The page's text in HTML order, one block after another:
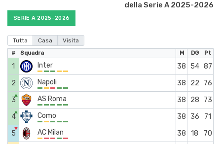
della Serie A 2025-2026
SERIE A 2025-2026
Tutta Casa Visita
# Squadra M DG Pt
1 Inter 38 54 87
2
Napoli 38 22
76
3
▲ AS Roma 38 28
73
4
▲ Como 38 36
71
5
▼ AC Milan 38 18
70